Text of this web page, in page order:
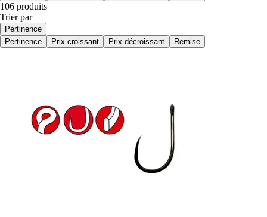
106 produits
Trier par
Pertinence
Pertinence
Prix croissant Prix décroissant Remise